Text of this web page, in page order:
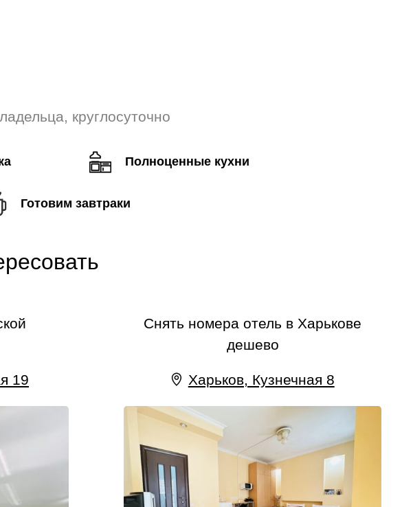
круглосуточно
Полноценные кухни
Готовим завтраки
19
Снять номера отель в Харькове
дешево
Харьков, Кузнечная 8